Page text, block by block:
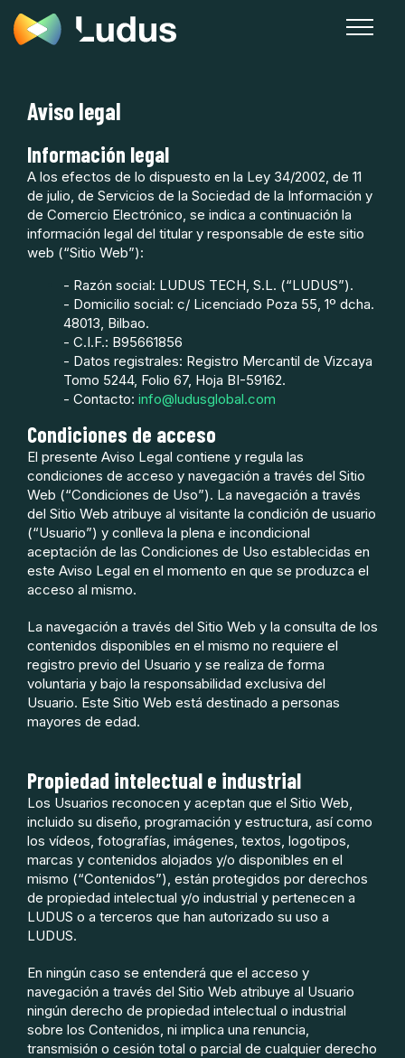
Aviso legal
Información legal
A los efectos de lo dispuesto en la Ley 34/2002, de 11
de julio, de Servicios de la Sociedad de la Información y
de Comercio Electrónico, se indica a continuación la
información legal del titular y responsable de este sitio
web (“Sitio Web”):
- Razón social: LUDUS TECH, S.L. (“LUDUS”).
- Domicilio social: c/ Licenciado Poza 55, 1º dcha.
48013, Bilbao.
- C.I.F.: B95661856
- Datos registrales: Registro Mercantil de Vizcaya
Tomo 5244, Folio 67, Hoja BI-59162.
- Contacto: info@ludusglobal.com
Condiciones de acceso
El presente Aviso Legal contiene y regula las
condiciones de acceso y navegación a través del Sitio
Web (“Condiciones de Uso”). La navegación a través
del Sitio Web atribuye al visitante la condición de usuario
(“Usuario”) y conlleva la plena e incondicional
aceptación de las Condiciones de Uso establecidas en
este Aviso Legal en el momento en que se produzca el
acceso al mismo.
La navegación a través del Sitio Web y la consulta de los
contenidos disponibles en el mismo no requiere el
registro previo del Usuario y se realiza de forma
voluntaria y bajo la responsabilidad exclusiva del
Usuario. Este Sitio Web está destinado a personas
mayores de edad.
Propiedad intelectual e industrial
Los Usuarios reconocen y aceptan que el Sitio Web,
incluido su diseño, programación y estructura, así como
los vídeos, fotografías, imágenes, textos, logotipos,
marcas y contenidos alojados y/o disponibles en el
mismo (“Contenidos”), están protegidos por derechos
de propiedad intelectual y/o industrial y pertenecen a
LUDUS o a terceros que han autorizado su uso a
LUDUS.
En ningún caso se entenderá que el acceso y
navegación a través del Sitio Web atribuye al Usuario
ningún derecho de propiedad intelectual o industrial
sobre los Contenidos, ni implica una renuncia,
transmisión o cesión total o parcial de cualquier derecho